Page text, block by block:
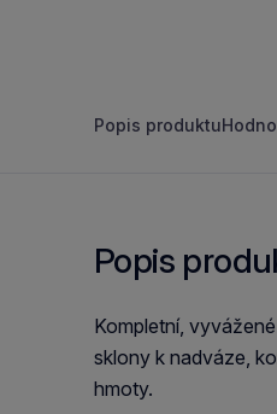
Popis produktu
Popis
Kompletní,
sklony k nadváze,
hmoty.